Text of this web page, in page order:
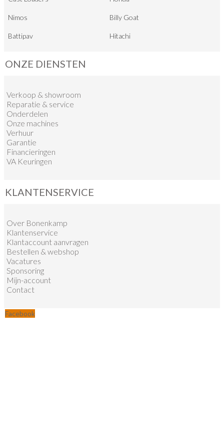
Nimos Billy Goat
Battipav Hitachi
ONZE DIENSTEN
Verkoop & showroom
Reparatie & service
Onderdelen
Onze machines
Verhuur
Garantie
Financieringen
VA Keuringen
KLANTENSERVICE
Over Bonenkamp
Klantenservice
Klantaccount aanvragen
Bestellen & webshop
Vacatures
Sponsoring
Mijn-account
Contact
Facebook